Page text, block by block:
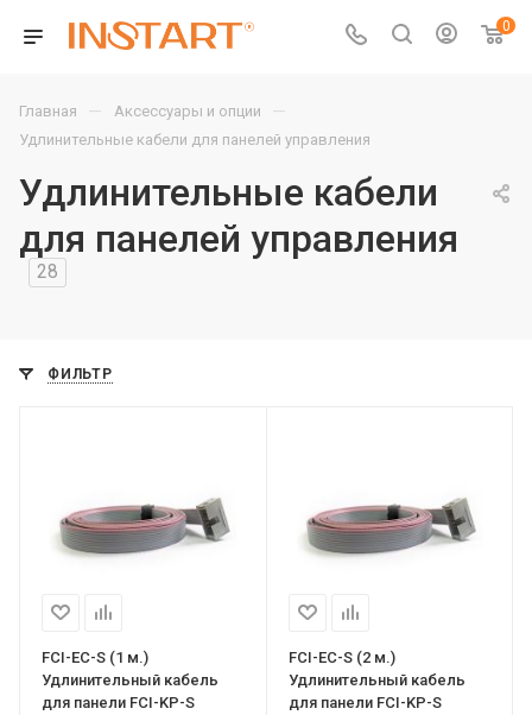
0
Главная — Аксессуары и опции —
Удлинительные кабели для панелей управления
Удлинительные кабели
для панелей управления
28
ФИЛЬТР
FCI-EC-S (1 м.)
Удлинительный кабель
для панели FCI-KP-S
FCI-EC-S (2 м.)
Удлинительный кабель
для панели FCI-KP-S